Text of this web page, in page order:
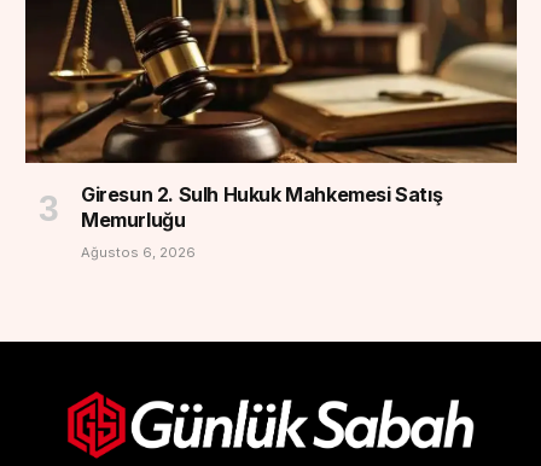
Giresun 2. Sulh Hukuk Mahkemesi Satış
Memurluğu
Ağustos 6, 2026